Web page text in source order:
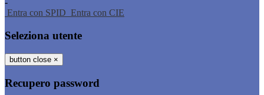
-
Entra con SPID Entra con CIE
Seleziona utente
button close ×
Recupero password